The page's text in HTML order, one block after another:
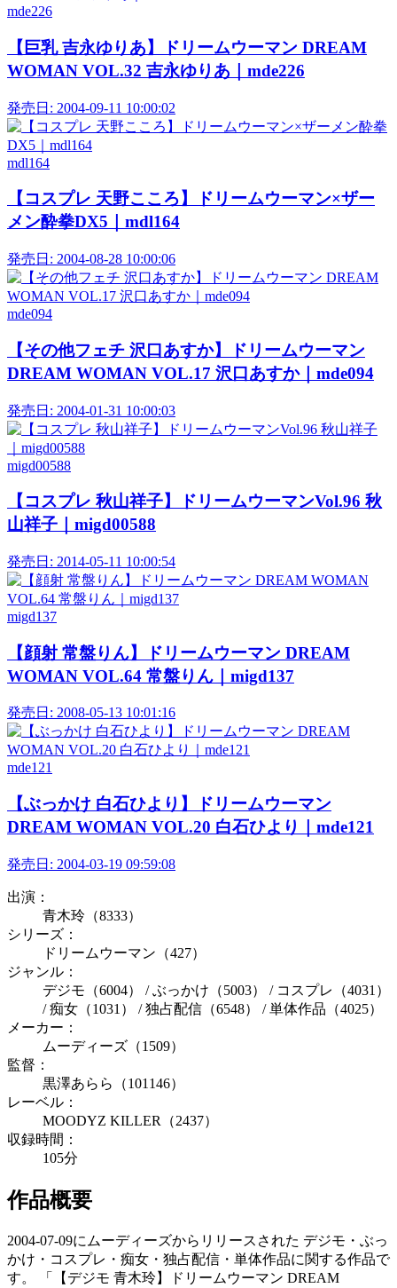
mde226
【巨乳 吉永ゆりあ】ドリームウーマン DREAM
WOMAN VOL.32 吉永ゆりあ｜mde226
発売日: 2004-09-11 10:00:02
mdl164
【コスプレ 天野こころ】ドリームウーマン×ザー
メン酔拳DX5｜mdl164
発売日: 2004-08-28 10:00:06
mde094
【その他フェチ 沢口あすか】ドリームウーマン
DREAM WOMAN VOL.17 沢口あすか｜mde094
発売日: 2004-01-31 10:00:03
migd00588
【コスプレ 秋山祥子】ドリームウーマンVol.96 秋
山祥子｜migd00588
発売日: 2014-05-11 10:00:54
migd137
【顔射 常盤りん】ドリームウーマン DREAM
WOMAN VOL.64 常盤りん｜migd137
発売日: 2008-05-13 10:01:16
mde121
【ぶっかけ 白石ひより】ドリームウーマン
DREAM WOMAN VOL.20 白石ひより｜mde121
発売日: 2004-03-19 09:59:08
出演：
青木玲（8333）
シリーズ：
ドリームウーマン（427）
ジャンル：
デジモ（6004） / ぶっかけ（5003） / コスプレ（4031）
/ 痴女（1031） / 独占配信（6548） / 単体作品（4025）
メーカー：
ムーディーズ（1509）
監督：
黒澤あらら（101146）
レーベル：
MOODYZ KILLER（2437）
収録時間：
105分
作品概要
2004-07-09にムーディーズからリリースされた デジモ・ぶっ
かけ・コスプレ・痴女・独占配信・単体作品に関する作品で
す。 「【デジモ 青木玲】ドリームウーマン DREAM